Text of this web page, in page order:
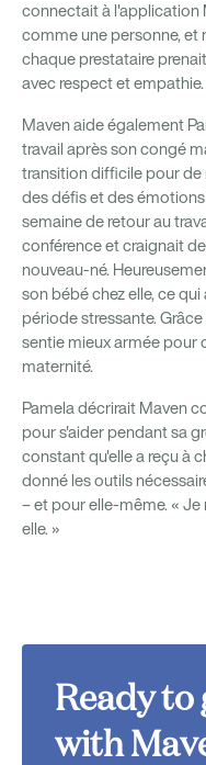
connectait à l'application
comme une personne, et
chaque prestataire
avec respect et empathie.
Maven aide également
travail après son congé
transition difficile pour de
des défis et des
semaine de retour au
conférence et craignait
nouveau-né.
son bébé chez elle, ce
période stressante.
sentie mieux armée pour
maternité.
Pamela décrirait Maven
pour s'aider pendant sa
constant qu'elle a reçu à
donné les outils
– et pour elle-même. « Je
elle. »
Ready
with